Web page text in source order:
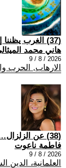
(37) الغرب يظننا إرهابيين ونحن نكفر بعضنا !!
هاني محمد
2026 / 8 / 9
الارهاب, الحرب
(38) عن الزلزال… سألوني!
فاطمة ناعوت
2026 / 8 / 9
العلمانية،